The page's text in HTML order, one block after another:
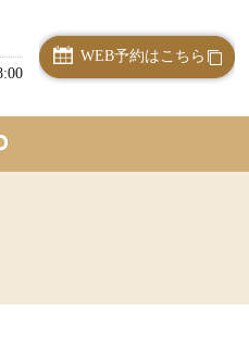
WEB予約はこちら